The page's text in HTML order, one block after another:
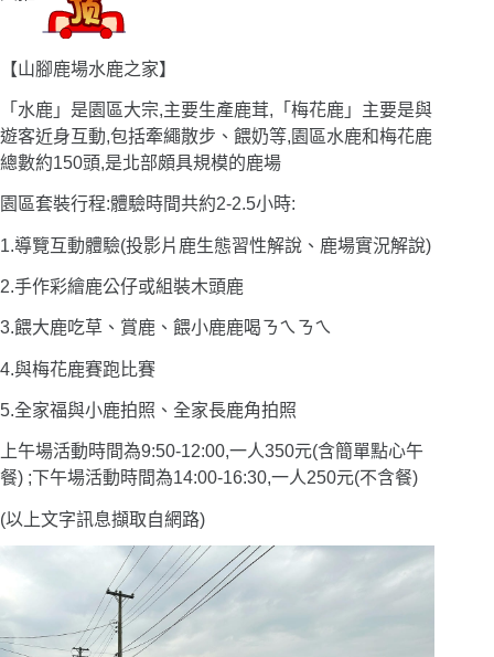
【山腳鹿場水鹿之家】
「水鹿」是園區大宗,主要生產鹿茸,「梅花鹿」主要是與
遊客近身互動,包括牽繩散步、餵奶等,園區水鹿和梅花鹿
總數約150頭,是北部頗具規模的鹿場
園區套裝行程:體驗時間共約2-2.5小時:
1.導覽互動體驗(投影片鹿生態習性解說、鹿場實況解說)
2.手作彩繪鹿公仔或組裝木頭鹿
3.餵大鹿吃草、賞鹿、餵小鹿鹿喝ㄋㄟㄋㄟ
4.與梅花鹿賽跑比賽
5.全家福與小鹿拍照、全家長鹿角拍照
上午場活動時間為9:50-12:00,一人350元(含簡單點心午
餐) ;下午場活動時間為14:00-16:30,一人250元(不含餐)
(以上文字訊息擷取自網路)